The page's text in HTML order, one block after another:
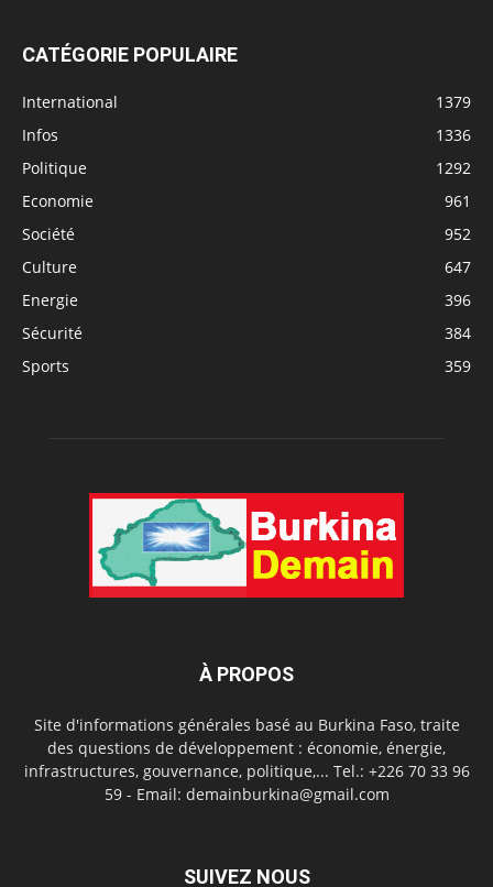
CATÉGORIE POPULAIRE
International
1379
Infos
1336
Politique
1292
Economie
961
Société
952
Culture
647
Energie
396
Sécurité
384
Sports
359
À PROPOS
Site d'informations générales basé au Burkina Faso, traite
des questions de développement : économie, énergie,
infrastructures, gouvernance, politique,... Tel.: +226 70 33 96
59 - Email: demainburkina@gmail.com
SUIVEZ NOUS